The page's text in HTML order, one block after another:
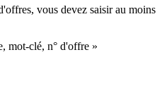
vous devez saisir au moins
mot-clé, n° d'offre »